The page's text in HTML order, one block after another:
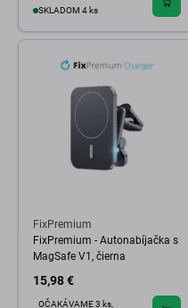
SKLADOM 4 ks
FixPremium
FixPremium - Autonabíjačka s
MagSafe V1, čierna
15,98 €
OČAKÁVAME 3 ks,